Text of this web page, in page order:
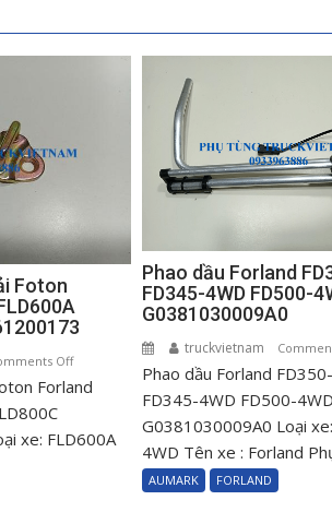
Foton
Offon
Ghết
trái
Forland
xe: FLD600A
Phao dầu Forland
FD345-4WD FD500-
G0381030009A0
truckvietnam
Phao dầu Forland
FD345-4WD FD500-4WD
G0381030009A0 Loại
4WD Tên xe : Forland
AUMARK FORLAND